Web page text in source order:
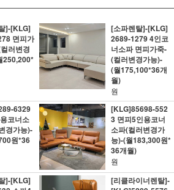
]-[KLG]
면피가
러변경
250,200*
[소파렌탈]-[KLG]
2689-1279 4인코
너소파 면피가죽-
(컬러변경가능)-
(월175,100*36개
월)
원
6329
코너소
경가능)-
원*36
[KLG]85698-552
3 면피5인용코너
소파(컬러변경가
능)-(월183,300원*
36개월)
원
]-[KLG]
[리클라이너렌탈]-